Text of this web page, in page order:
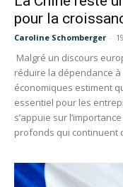
pour la
Caroline Schomberger -
Malgré un discours
réduire la dépendance à
économiques estiment
essentiel pour les
s’appuie sur
profonds qui continuent